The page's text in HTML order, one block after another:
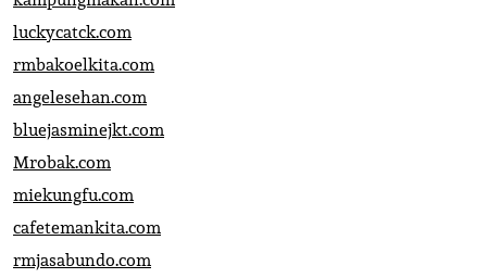
luckycatck.com
rmbakoelkita.com
angelesehan.com
bluejasminejkt.com
Mrobak.com
miekungfu.com
cafetemankita.com
rmjasabundo.com